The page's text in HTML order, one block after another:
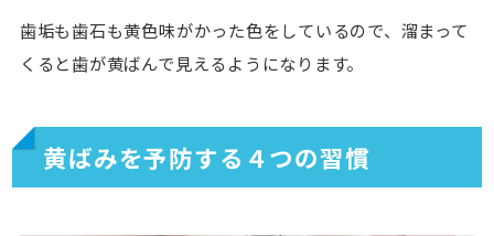
歯垢も歯石も黄色味がかった色をしているので、溜まって
くると歯が黄ばんで見えるようになります。
黄ばみを予防する４つの習慣